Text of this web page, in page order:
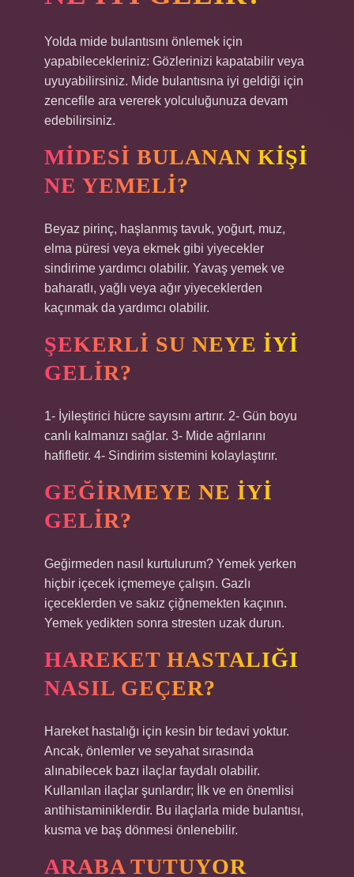
Yolda mide bulantısını önlemek için
yapabilecekleriniz: Gözlerinizi kapatabilir veya
uyuyabilirsiniz. Mide bulantısına iyi geldiği için
zencefile ara vererek yolculuğunuza devam
edebilirsiniz.
MIDESI BULANAN KIŞI
NE YEMELI?
Beyaz pirinç, haşlanmış tavuk, yoğurt, muz,
elma püresi veya ekmek gibi yiyecekler
sindirime yardımcı olabilir. Yavaş yemek ve
baharatlı, yağlı veya ağır yiyeceklerden
kaçınmak da yardımcı olabilir.
ŞEKERLI SU NEYE IYI
GELIR?
1- İyileştirici hücre sayısını artırır. 2- Gün boyu
canlı kalmanızı sağlar. 3- Mide ağrılarını
hafifletir. 4- Sindirim sistemini kolaylaştırır.
GEĞIRMEYE NE IYI
GELIR?
Geğirmeden nasıl kurtulurum? Yemek yerken
hiçbir içecek içmemeye çalışın. Gazlı
içeceklerden ve sakız çiğnemekten kaçının.
Yemek yedikten sonra stresten uzak durun.
HAREKET HASTALIĞI
NASIL GEÇER?
Hareket hastalığı için kesin bir tedavi yoktur.
Ancak, önlemler ve seyahat sırasında
alınabilecek bazı ilaçlar faydalı olabilir.
Kullanılan ilaçlar şunlardır; İlk ve en önemlisi
antihistaminiklerdir. Bu ilaçlarla mide bulantısı,
kusma ve baş dönmesi önlenebilir.
ARABA TUTUYOR